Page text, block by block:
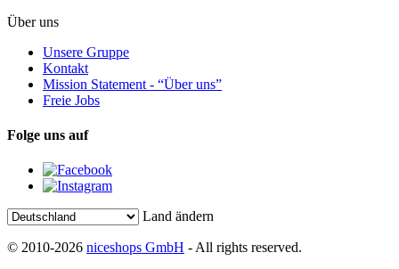
Über uns
Unsere Gruppe
Kontakt
Mission Statement - “Über uns”
Freie Jobs
Folge uns auf
Land ändern
© 2010-2026 niceshops GmbH - All rights reserved.